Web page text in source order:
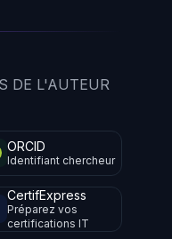
DE L'AUTEUR
ORCID
Identifiant chercheur
CertifExpress
Préparez vos
certifications IT